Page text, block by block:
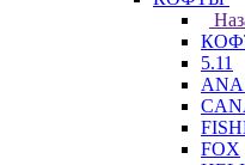
5.11
FOX